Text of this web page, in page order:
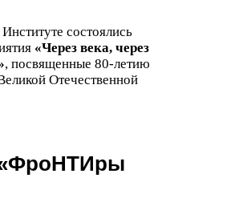
Институте состоялись
«Через века, через
, посвященные 80-​летию
Отечественной